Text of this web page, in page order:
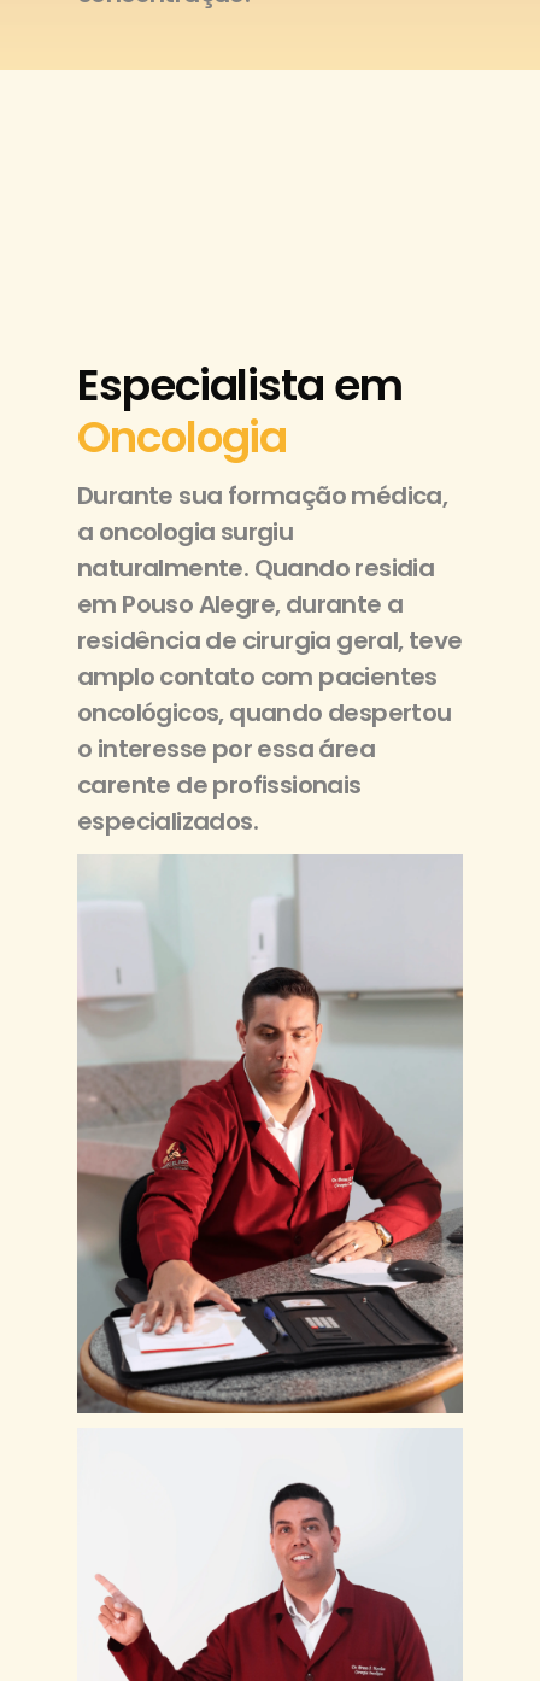
Especialista em
Oncologia
Durante sua formação médica,
a oncologia surgiu
naturalmente. Quando residia
em Pouso Alegre, durante a
residência de cirurgia geral, teve
amplo contato com pacientes
oncológicos, quando despertou
o interesse por essa área
carente de profissionais
especializados.